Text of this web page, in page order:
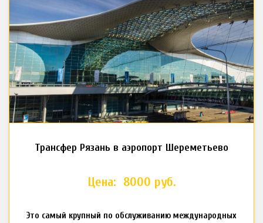
Трансфер Рязань в аэропорт Шереметьево
Цена: 8000 руб.
Это самый крупный по обслуживанию международных